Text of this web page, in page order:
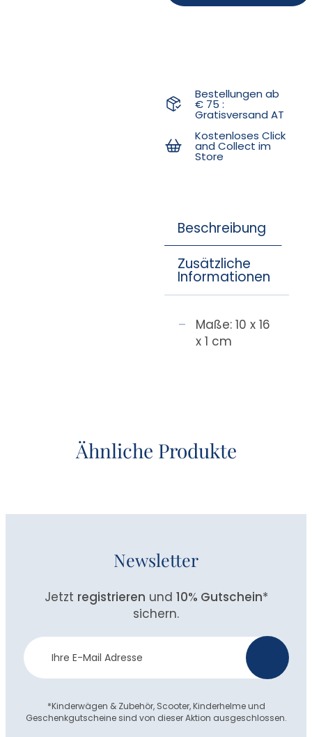
Bestellungen ab
€ 75 :
Gratisversand AT
Kostenloses Click
and Collect im
Store
Beschreibung
Zusätzliche
Informationen
Maße: 10 x 16
x 1 cm
Ähnliche Produkte
Newsletter
Jetzt registrieren und 10% Gutschein*
sichern.
Newsletter
Anmeldung
*Kinderwägen & Zubehör, Scooter, Kinderhelme und
Geschenkgutscheine sind von dieser Aktion ausgeschlossen.